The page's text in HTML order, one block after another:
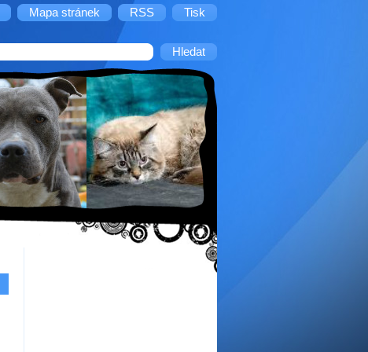
Mapa stránek RSS Tisk